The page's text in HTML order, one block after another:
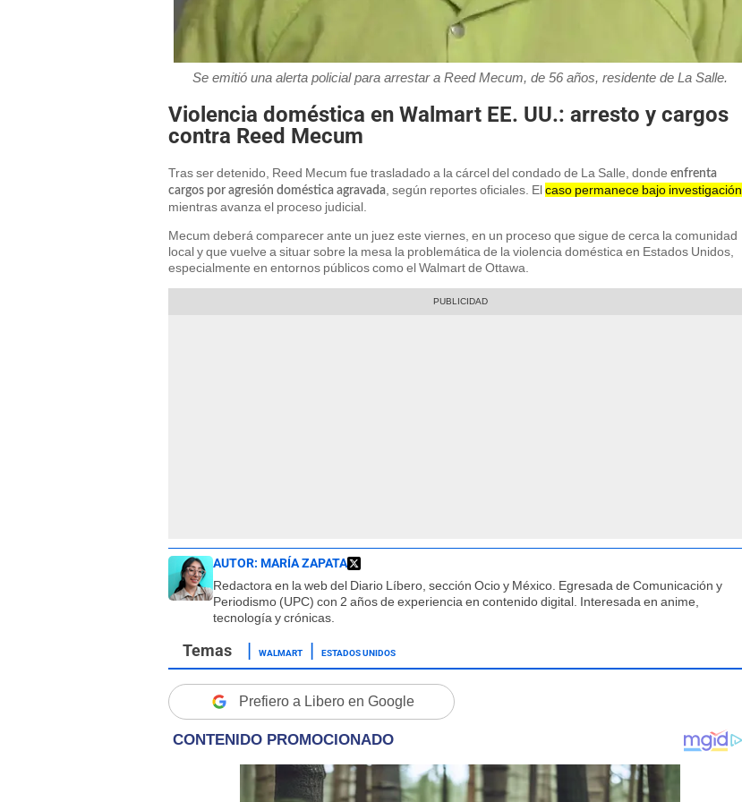
Se emitió una alerta policial para arrestar a Reed Mecum, de 56 años, residente de La Salle.
Violencia doméstica en Walmart EE. UU.: arresto y cargos
contra Reed Mecum
Tras ser detenido, Reed Mecum fue trasladado a la cárcel del condado de La Salle, donde enfrenta
cargos por agresión doméstica agravada, según reportes oficiales. Elcaso permanece bajo investigación
mientras avanza el proceso judicial.
Mecum deberá comparecer ante un juez este viernes, en un proceso que sigue de cerca la comunidad
local y que vuelve a situar sobre la mesa la problemática de la violencia doméstica en Estados Unidos,
especialmente en entornos públicos como el Walmart de Ottawa.
AUTOR: MARÍA ZAPATA
Redactora en la web del Diario Líbero, sección Ocio y México. Egresada de Comunicación y
Periodismo (UPC) con 2 años de experiencia en contenido digital. Interesada en anime,
tecnología y crónicas.
WALMART ESTADOS UNIDOS
Prefiero a Libero en Google